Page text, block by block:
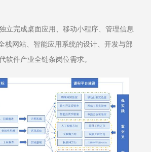
立完成桌面应用、移动小程序、管理信息
栈网站、智能应用系统的设计、开发与部
软件产业全链条岗位需求。